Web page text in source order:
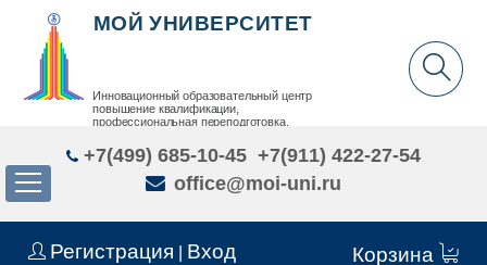
Регистрация Вход Корзина
МОЙ УНИВЕРСИТЕТ
Инновационный образовательный центр
повышение квалификации,
профессиональная переподготовка,
+7(499) 685-10-45 +7(911) 422-27-54
office@moi-uni.ru